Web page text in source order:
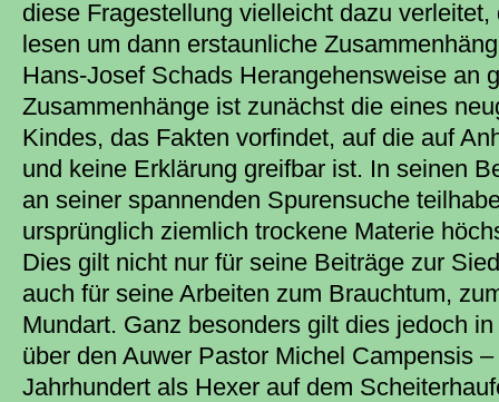
diese Fragestellung vielleicht dazu
lesen um dann erstaunliche
Hans-Josef Schads Herangehensweise an
Zusammenhänge ist zunächst die eines
Kindes, das Fakten vorfindet, auf die auf
und keine Erklärung greifbar ist. In seinen
an seiner spannenden Spurensuche
ursprünglich ziemlich trockene Materie
Dies gilt nicht nur für seine Beiträge zur
auch für seine Arbeiten zum Brauchtum,
Mundart. Ganz besonders gilt dies jedoch
über den Auwer Pastor Michel Campensis
Jahrhundert als Hexer auf dem